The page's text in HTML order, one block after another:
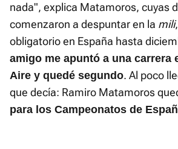
nada", explica Matamoros, cuyas
comenzaron a despuntar en la mili
obligatorio en España hasta
amigo me apuntó a una carrera
Aire y quedé segundo. Al poco
que decía: Ramiro Matamoros
para los Campeonatos de